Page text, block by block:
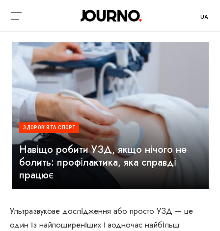
UA
ЗДОРОВ'Я ТА СПОРТ
Навіщо робити УЗД, якщо нічого не
болить: профілактика, яка справді
працює
Ультразвукове дослідження або просто УЗД — це
один із найпоширеніших і водночас найбільш